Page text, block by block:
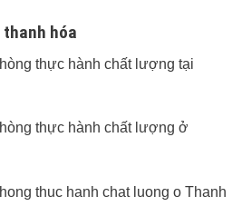
hóa
thực hành chất lượng tại
thực hành chất lượng ở
thuc hanh chat luong o Thanh